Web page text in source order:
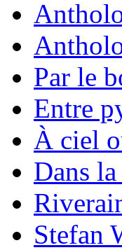
Par le
Entre
À ciel
Dans
Stefan